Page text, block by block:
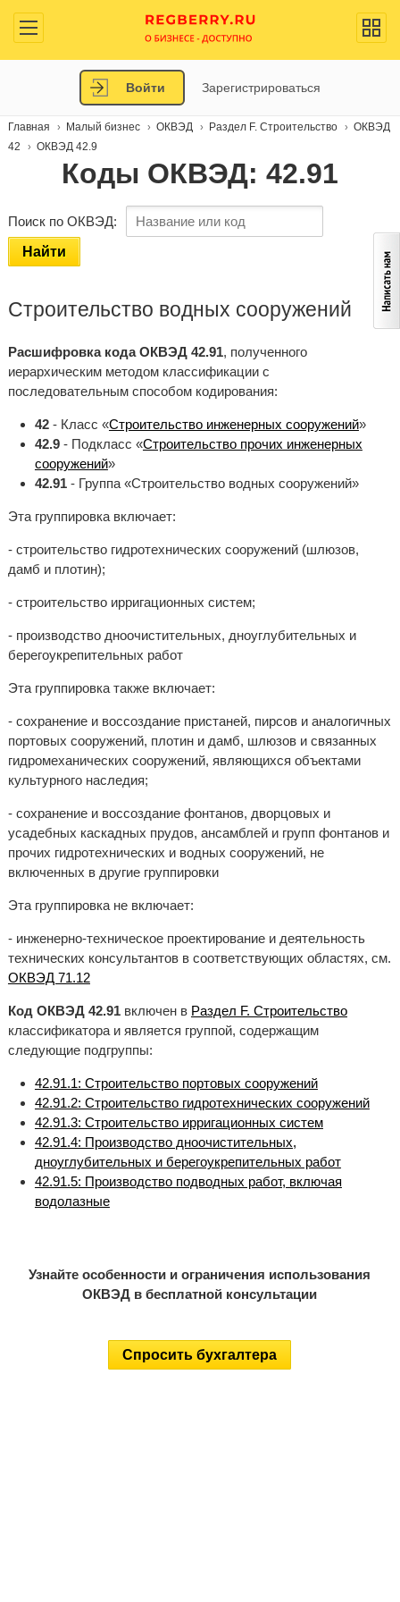
Войти Зарегистрироваться
Главная Малый бизнес ОКВЭД Раздел F. Строительство
ОКВЭД
42
ОКВЭД 42.9
Коды ОКВЭД: 42.91
Поиск по ОКВЭД:
Найти
Строительство водных сооружений
Расшифровка кода ОКВЭД 42.91, полученного
иерархическим методом классификации с
последовательным способом кодирования:
42- Класс «Строительство инженерных сооружений»
42.9- Подкласс «Строительство прочих инженерных
сооружений»
42.91- Группа «Строительство водных сооружений»
Эта группировка включает:
- строительство гидротехнических сооружений (шлюзов,
дамб и плотин);
- строительство ирригационных систем;
- производство дноочистительных, дноуглубительных и
берегоукрепительных работ
Эта группировка также включает:
- сохранение и воссоздание пристаней, пирсов и аналогичных
портовых сооружений, плотин и дамб, шлюзов и связанных
гидромеханических сооружений, являющихся объектами
культурного наследия;
- сохранение и воссоздание фонтанов, дворцовых и
усадебных каскадных прудов, ансамблей и групп фонтанов и
прочих гидротехнических и водных сооружений, не
включенных в другие группировки
Эта группировка не включает:
- инженерно-техническое проектирование и деятельность
технических консультантов в соответствующих областях, см.
ОКВЭД 71.12
Код ОКВЭД 42.91включен в Раздел F. Строительство
классификатора и является группой, содержащим
следующие подгруппы:
42.91.1: Строительство портовых сооружений
42.91.2: Строительство гидротехнических сооружений
42.91.3: Строительство ирригационных систем
42.91.4: Производство дноочистительных,
дноуглубительных и берегоукрепительных работ
42.91.5: Производство подводных работ, включая
водолазные
Узнайте особенности и ограничения использования
ОКВЭД в бесплатной консультации
Спросить бухгалтера